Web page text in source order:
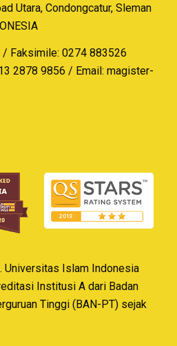
Utara, Condongcatur, Sleman
Faksimile: 0274 883526
2878 9856 / Email: magister-
. Universitas Islam Indonesia
Institusi A dari Badan
Tinggi (BAN-PT) sejak